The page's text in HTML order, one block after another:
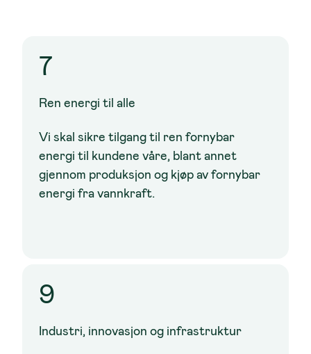
7
Ren energi til alle
Vi skal sikre tilgang til ren fornybar
energi til kundene våre, blant annet
gjennom produksjon og kjøp av fornybar
energi fra vannkraft.
9
Industri, innovasjon og infrastruktur